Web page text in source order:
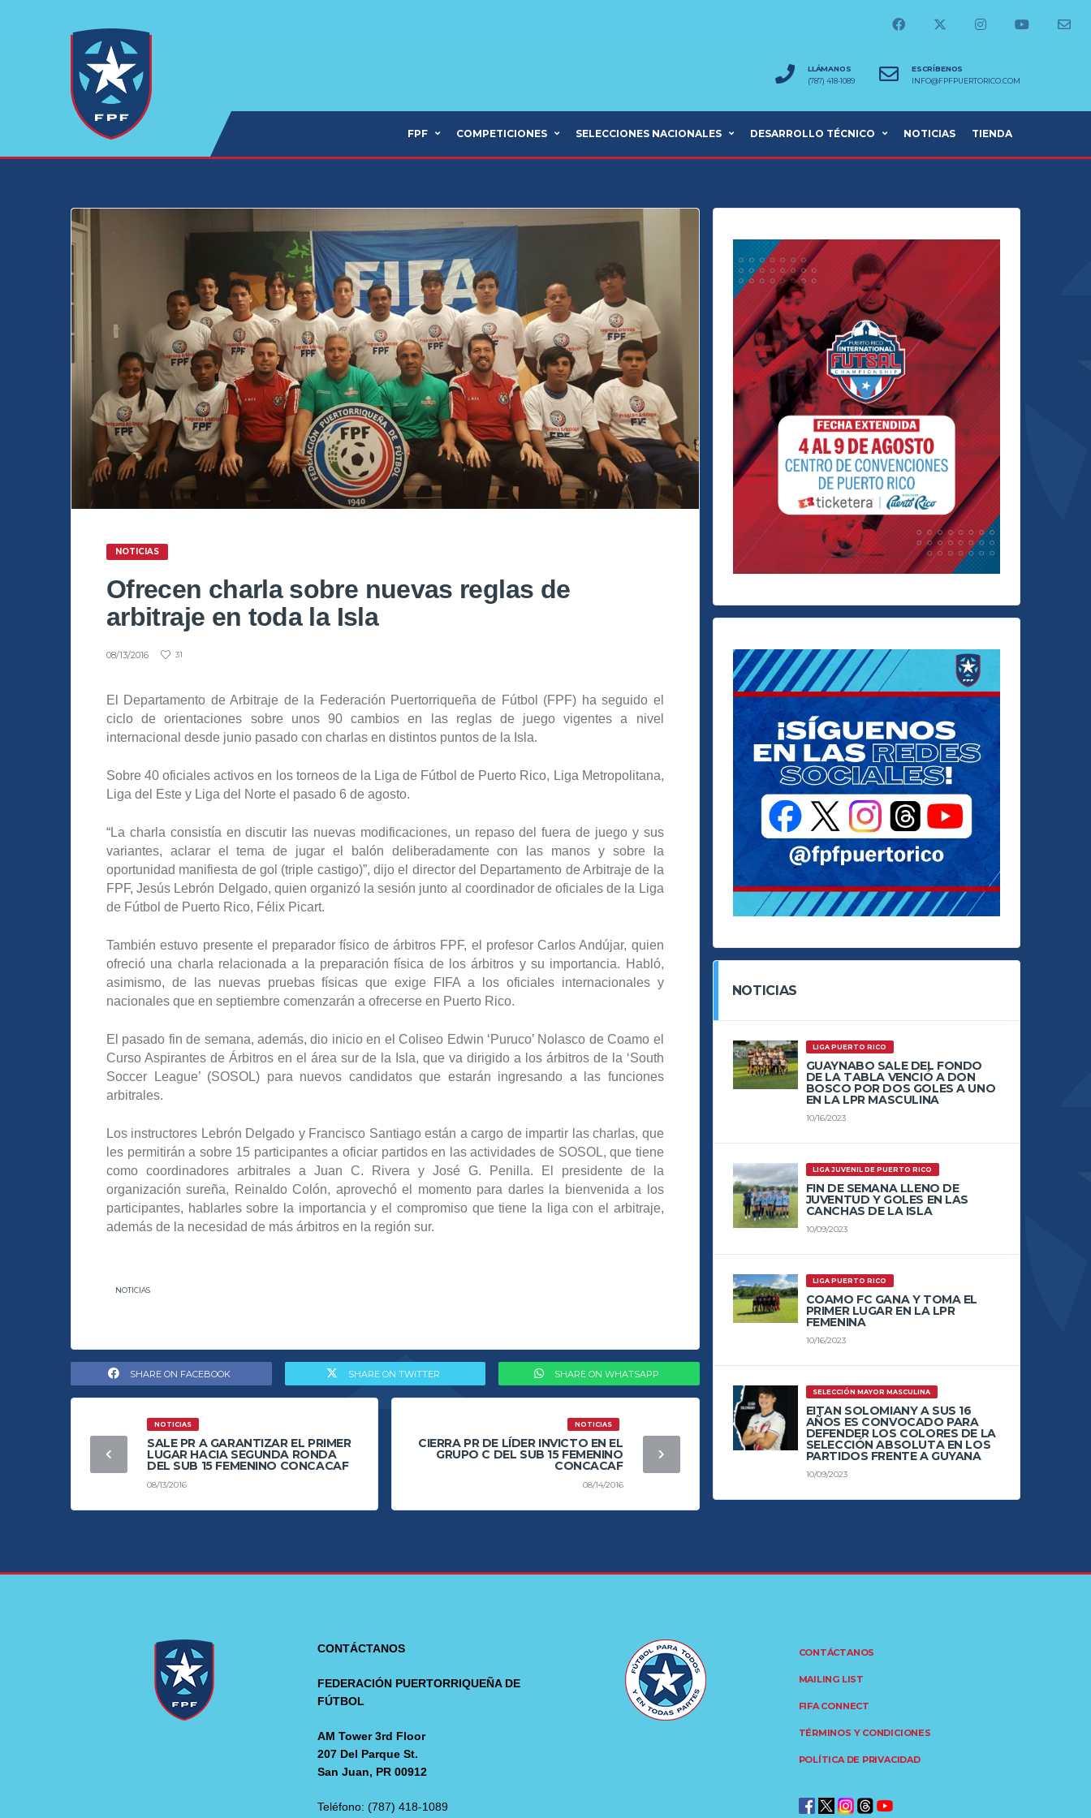
LLÁMANOS
(787) 418-1089
ESCRÍBENOS
INFO@FPFPUERTORICO.COM
FPF COMPETICIONES SELECCIONES NACIONALES DESARROLLO TÉCNICO NOTICIAS TIENDA
NOTICIAS
Ofrecen charla sobre nuevas reglas de
arbitraje en toda la Isla
08/13/2016 31
El Departamento de Arbitraje de la Federación Puertorriqueña de Fútbol (FPF) ha seguido el
ciclo de orientaciones sobre unos 90 cambios en las reglas de juego vigentes a nivel
internacional desde junio pasado con charlas en distintos puntos de la Isla.
Sobre 40 oficiales activos en los torneos de la Liga de Fútbol de Puerto Rico, Liga Metropolitana,
Liga del Este y Liga del Norte el pasado 6 de agosto.
“La charla consistía en discutir las nuevas modificaciones, un repaso del fuera de juego y sus
variantes, aclarar el tema de jugar el balón deliberadamente con las manos y sobre la
oportunidad manifiesta de gol (triple castigo)”, dijo el director del Departamento de Arbitraje de la
FPF, Jesús Lebrón Delgado, quien organizó la sesión junto al coordinador de oficiales de la Liga
de Fútbol de Puerto Rico, Félix Picart.
También estuvo presente el preparador físico de árbitros FPF, el profesor Carlos Andújar, quien
ofreció una charla relacionada a la preparación física de los árbitros y su importancia. Habló,
asimismo, de las nuevas pruebas físicas que exige FIFA a los oficiales internacionales y
nacionales que en septiembre comenzarán a ofrecerse en Puerto Rico.
El pasado fin de semana, además, dio inicio en el Coliseo Edwin ‘Puruco’ Nolasco de Coamo el
Curso Aspirantes de Árbitros en el área sur de la Isla, que va dirigido a los árbitros de la ‘South
Soccer League’ (SOSOL) para nuevos candidatos que estarán ingresando a las funciones
arbitrales.
Los instructores Lebrón Delgado y Francisco Santiago están a cargo de impartir las charlas, que
les permitirán a sobre 15 participantes a oficiar partidos en las actividades de SOSOL, que tiene
como coordinadores arbitrales a Juan C. Rivera y José G. Penilla. El presidente de la
organización sureña, Reinaldo Colón, aprovechó el momento para darles la bienvenida a los
participantes, hablarles sobre la importancia y el compromiso que tiene la liga con el arbitraje,
además de la necesidad de más árbitros en la región sur.
NOTICIAS
SHARE ON FACEBOOK SHARE ON TWITTER SHARE ON WHATSAPP
NOTICIAS
SALE PR A GARANTIZAR EL PRIMER
LUGAR HACIA SEGUNDA RONDA
DEL SUB 15 FEMENINO CONCACAF
08/13/2016
NOTICIAS
CIERRA PR DE LÍDER INVICTO EN EL
GRUPO C DEL SUB 15 FEMENINO
CONCACAF
08/14/2016
NOTICIAS
LIGA PUERTO RICO
GUAYNABO SALE DEL FONDO
DE LA TABLA VENCIÓ A DON
BOSCO POR DOS GOLES A UNO
EN LA LPR MASCULINA
10/16/2023
LIGA JUVENIL DE PUERTO RICO
FIN DE SEMANA LLENO DE
JUVENTUD Y GOLES EN LAS
CANCHAS DE LA ISLA
10/09/2023
LIGA PUERTO RICO
COAMO FC GANA Y TOMA EL
PRIMER LUGAR EN LA LPR
FEMENINA
10/16/2023
SELECCIÓN MAYOR MASCULINA
EITAN SOLOMIANY A SUS 16
AÑOS ES CONVOCADO PARA
DEFENDER LOS COLORES DE LA
SELECCIÓN ABSOLUTA EN LOS
PARTIDOS FRENTE A GUYANA
10/09/2023
CONTÁCTANOS
FEDERACIÓN PUERTORRIQUEÑA DE
FÚTBOL
AM Tower 3rd Floor
207 Del Parque St.
San Juan, PR 00912
Teléfono: (787) 418-1089
CONTÁCTANOS
MAILING LIST
FIFA CONNECT
TÉRMINOS Y CONDICIONES
POLÍTICA DE PRIVACIDAD